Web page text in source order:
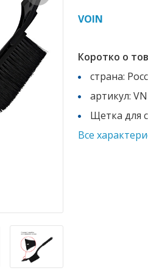
VOIN
Коротко о
страна:
артикул:
Щетка для
Все